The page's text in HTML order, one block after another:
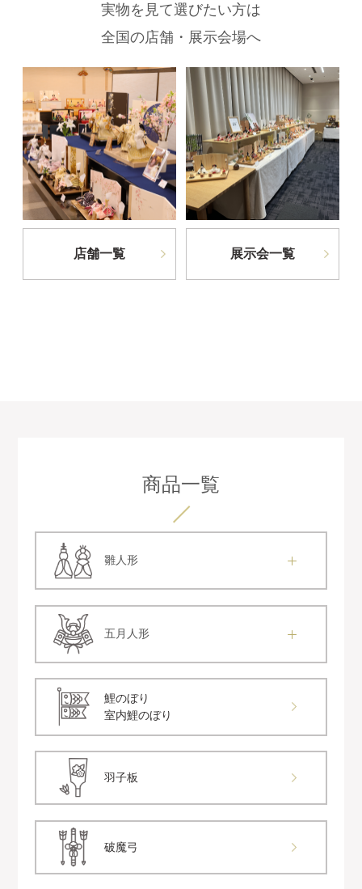
実物を見て選びたい方は
全国の店舗・展示会場へ
店舗一覧 展示会一覧
商品一覧
雛人形
五月人形
鯉のぼり
室内鯉のぼり
羽子板
破魔弓